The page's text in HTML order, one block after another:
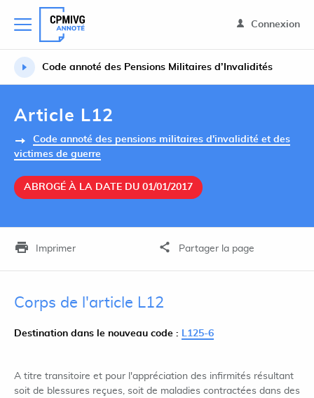
Connexion
Code annoté des Pensions Militaires d’Invalidités
Article L12
Code annoté des pensions militaires d'invalidité et des
victimes de guerre
ABROGÉ À LA DATE DU 01/01/2017
Imprimer Partager la page
Corps de l'article L12
Destination dans le nouveau code : L125-6
A titre transitoire et pour l'appréciation des infirmités résultant
soit de blessures reçues, soit de maladies contractées dans des